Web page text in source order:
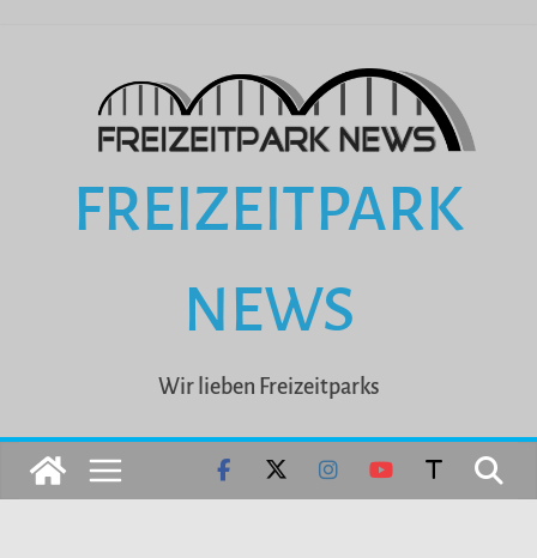
FREIZEITPARK
NEWS
Wir lieben Freizeitparks